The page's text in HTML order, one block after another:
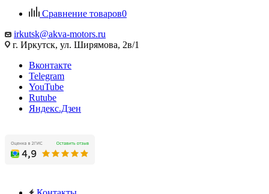
Сравнение товаров0
irkutsk@akva-motors.ru
г. Иркутск, ул. Ширямова, 2в/1
Вконтакте
Telegram
YouTube
Rutube
Яндекс.Дзен